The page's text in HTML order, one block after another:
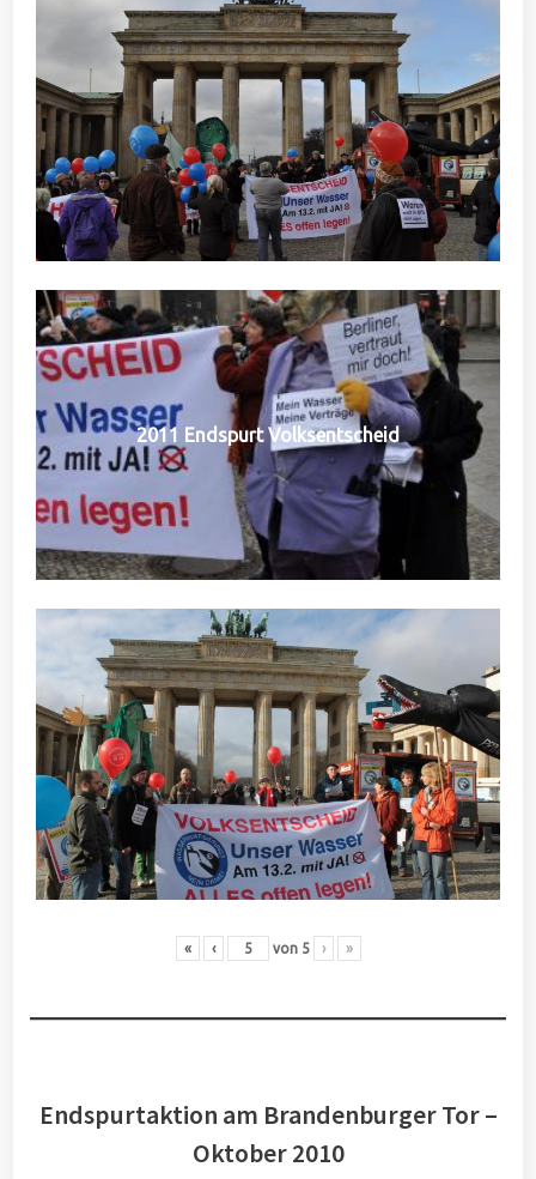
2011 Endspurt Volksentscheid
« ‹ von 5 › »
Endspurtaktion am Brandenburger Tor –
Oktober 2010